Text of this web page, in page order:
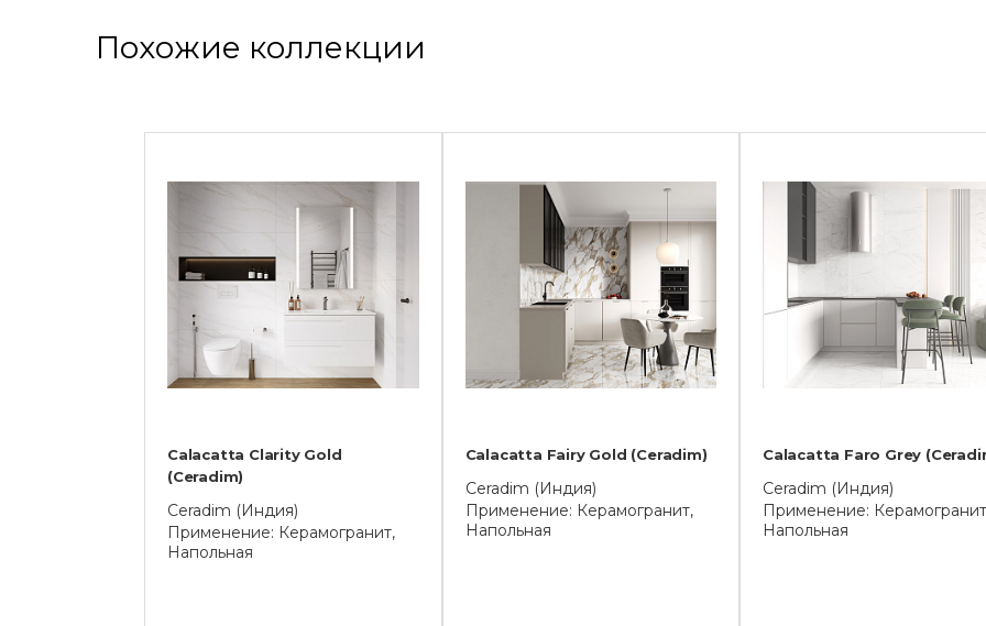
Похожие коллекции
Calacatta Clarity Gold
(Ceradim)
Ceradim (Индия)
Применение: Керамогранит,
Напольная
Calacatta Fairy Gold (Ceradim)
Ceradim (Индия)
Применение: Керамогранит,
Напольная
Calacatta Faro Grey
Ceradim (Индия)
Применение:
Напольная